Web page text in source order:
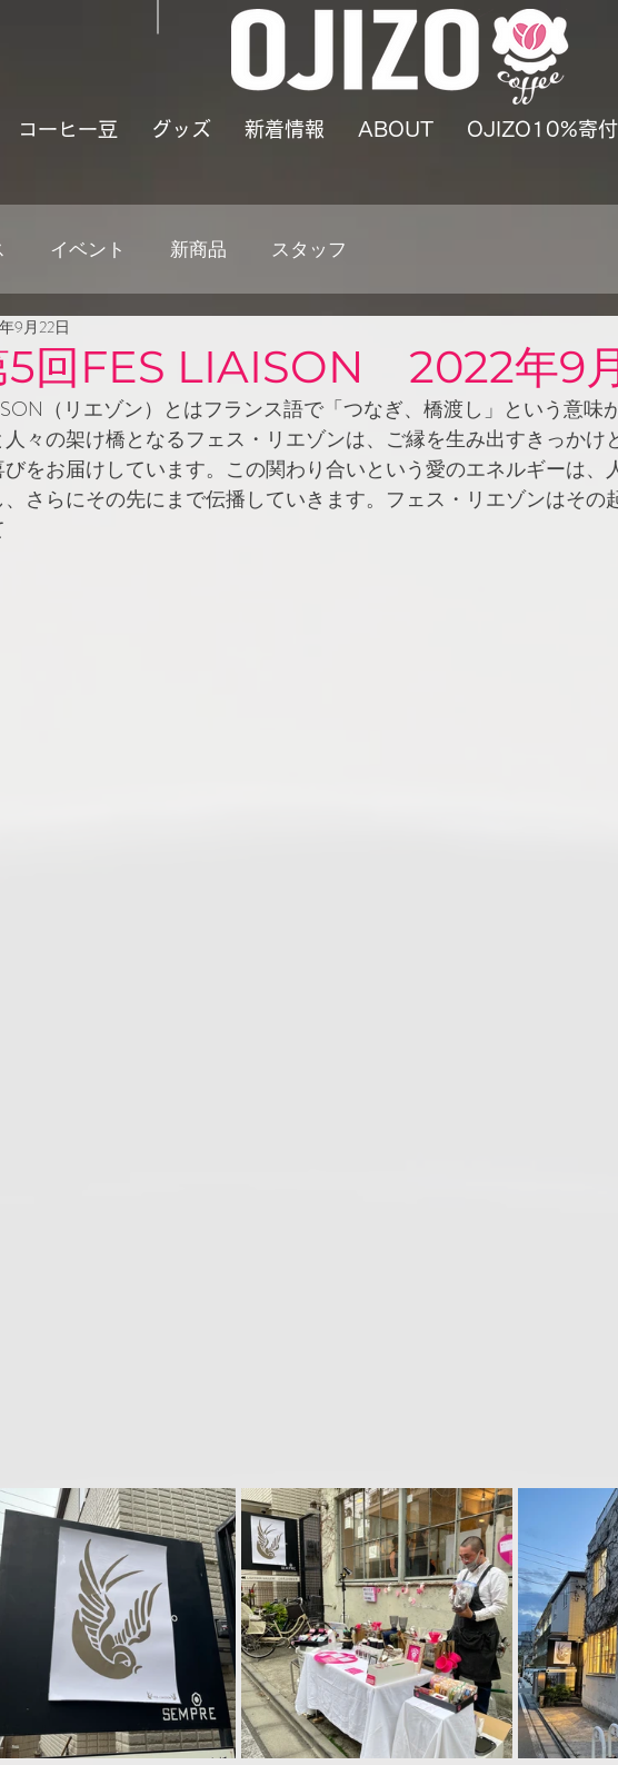
コーヒー豆 グッズ 新着情報 ABOUT OJIZO10%寄付
イベント 新商品 スタッフ
5回FES LIAISON 2022年9
9月22日
（リエゾン）とはフランス語で「つなぎ、橋渡し」という意味
人々の架け橋となるフェス・リエゾンは、ご縁を生み出すきっかけ
びをお届けしています。この関わり合いという愛のエネルギーは、
、さらにその先にまで伝播していきます。フェス・リエゾンはその